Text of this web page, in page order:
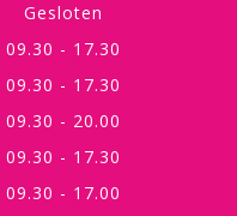
Gesloten
09.30 - 17.30
09.30 - 17.30
09.30 - 20.00
09.30 - 17.30
09.30 - 17.00